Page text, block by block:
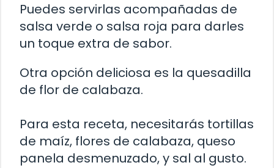
Puedes servirlas acompañadas de
salsa verde o salsa roja para darles
un toque extra de sabor.
Otra opción deliciosa es la quesadilla
de flor de calabaza.
Para esta receta, necesitarás tortillas
de maíz, flores de calabaza, queso
panela desmenuzado, y sal al gusto.